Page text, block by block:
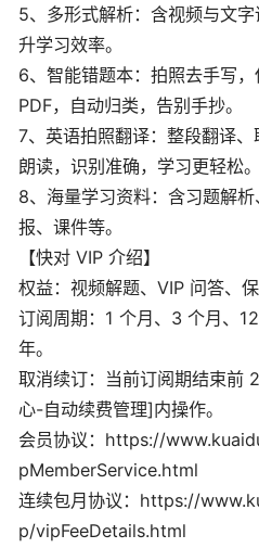
5、多形式解析：含视频与文
升学习效率。
6、智能错题本：拍照去手写
PDF，自动归类，告别手抄。
7、英语拍照翻译：整段翻译
朗读，识别准确，学习更轻松。
8、海量学习资料：含习题解
报、课件等。
【快对 VIP 介绍】
权益：视频解题、VIP 问答、保
订阅周期：1 个月、3 个月、
年。
取消续订：当前订阅期结束前
心-自动续费管理]内操作。
会员协议：https://
pMemberService.html
连续包月协议：https://
p/vipFeeDetails.html